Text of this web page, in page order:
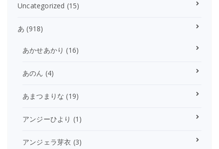
Uncategorized (15)
あ (918)
あかせあかり (16)
あのん (4)
あまつまりな (19)
アンジーひより (1)
アンジェラ芽衣 (3)